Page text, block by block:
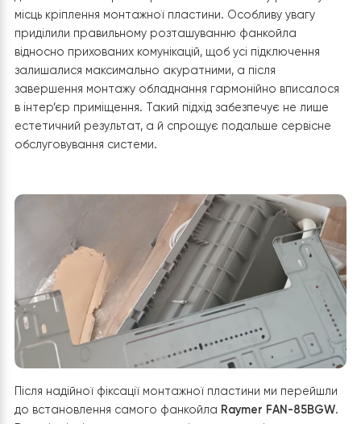
Розпакування та підготовка основи
Робота розпочалася з акуратного розпакування
фанкойла Raymer FAN-85BGW . Перед монтажем ми
ретельно перевірили цілісність корпусу, декоративної
панелі та теплообмінника, а також переконалися у
наявності всіх комплектуючих і монтажних елементів.
дозволяє виключити можливі пошкодження під час
Після цього була підготовлена монтажна зона. За
допомогою лазерного рівня виконано точну розмітку
місць кріплення монтажної пластини. Особливу увагу
приділили правильному розташуванню фанкойла
відносно прихованих комунікацій, щоб усі підключення
залишалися максимально акуратними, а після
завершення монтажу обладнання гармонійно
в інтер’єр приміщення. Такий підхід забезпечує не
обслуговування системи.